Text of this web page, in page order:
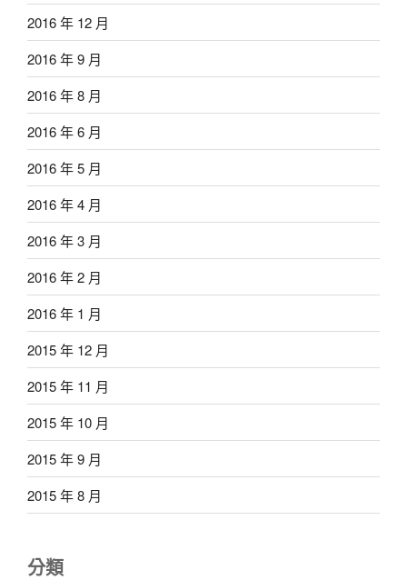
2016 年 12 月
2016 年 9 月
2016 年 8 月
2016 年 6 月
2016 年 5 月
2016 年 4 月
2016 年 3 月
2016 年 2 月
2016 年 1 月
2015 年 12 月
2015 年 11 月
2015 年 10 月
2015 年 9 月
2015 年 8 月
分類